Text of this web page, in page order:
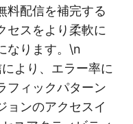
料配信を補完する
セスをより柔軟に
なります。\n
より、エラー率に
フィックパターン
ョンのアクセスイ